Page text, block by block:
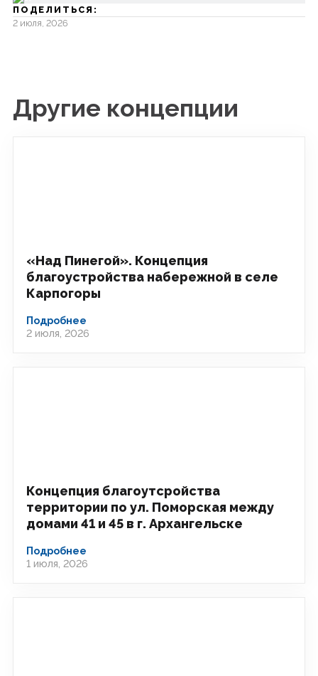
ПОДЕЛИТЬСЯ:
2 июля, 2026
Другие концепции
«Над Пинегой». Концепция
благоустройства набережной в селе
Карпогоры
Подробнее
2 июля, 2026
Концепция благоутсройства
территории по ул. Поморская между
домами 41 и 45 в г. Архангельске
Подробнее
1 июля, 2026